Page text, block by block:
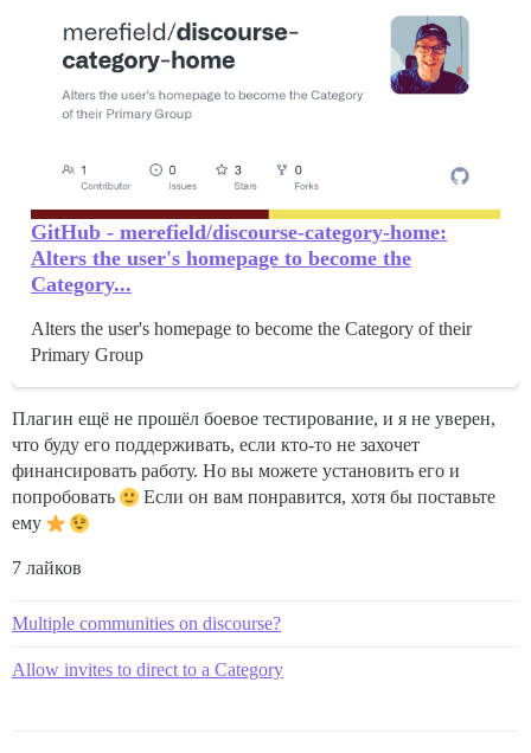
GitHub - merefield/discourse-category-home:
Alters the user's homepage to become the
Category...
Alters the user's homepage to become the Category of their
Primary Group
Плагин ещё не прошёл боевое тестирование, и я не уверен,
что буду его поддерживать, если кто-то не захочет
финансировать работу. Но вы можете установить его и
попробовать
Если он вам понравится, хотя бы поставьте
ему
7 лайков
Multiple communities on discourse?
Allow invites to direct to a Category